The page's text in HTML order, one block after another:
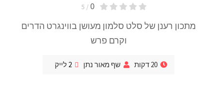
0
/ 5
מתכון רענן של סלט סלמון מעושן בווינגרט הדרים
וקרם פרש
20 דקות שף מאור נתן 2 לייק